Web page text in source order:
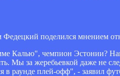
поделился мнением
Калью", чемпион Эстонии?
Мы за жеребьевкой даже не
в раунде плей-офф", - заявил